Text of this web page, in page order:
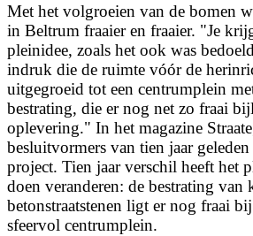
Met het volgroeien van de bomen
in Beltrum fraaier en fraaier. "Je
pleinidee, zoals het ook was
indruk die de ruimte vóór de
uitgegroeid tot een centrumplein
bestrating, die er nog net zo fraai
oplevering." In het magazine
besluitvormers van tien jaar
project. Tien jaar verschil heeft het
doen veranderen: de bestrating van
betonstraatstenen ligt er nog fraai
sfeervol centrumplein.